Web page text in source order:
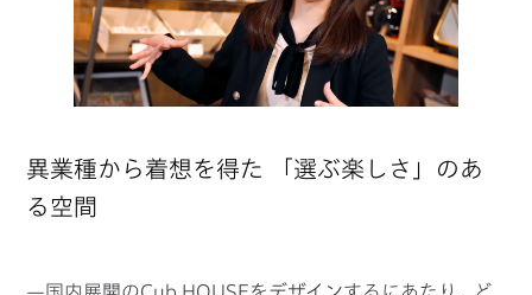
異業種から着想を得た 「選ぶ楽しさ」のあ
る空間